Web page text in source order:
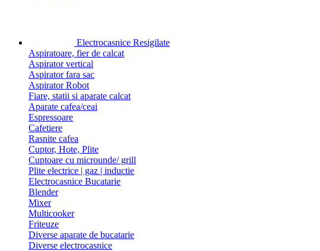
Electrocasnice Resigilate
Aspiratoare, fier de calcat
Aspirator vertical
Aspirator fara sac
Aspirator Robot
Fiare, statii si aparate calcat
Aparate cafea/ceai
Espressoare
Cafetiere
Rasnite cafea
Cuptor, Hote, Plite
Cuptoare cu microunde/ grill
Plite electrice | gaz | inductie
Electrocasnice Bucatarie
Blender
Mixer
Multicooker
Friteuze
Diverse aparate de bucatarie
Diverse electrocasnice